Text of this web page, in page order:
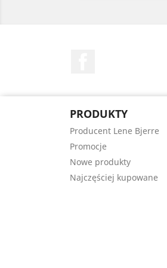
PRODUKTY
Producent Lene Bjerre
Promocje
Nowe produkty
Najczęściej kupowane